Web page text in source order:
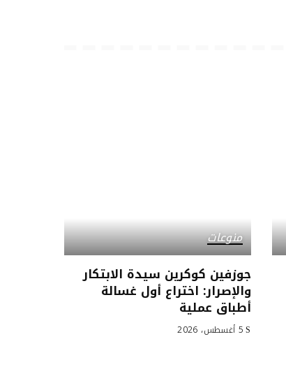
منوعات
جوزفين كوكرين سيدة الابتكار
والإصرار: اختراع أول غسالة
أطباق عملية
5 أغسطس، 2026